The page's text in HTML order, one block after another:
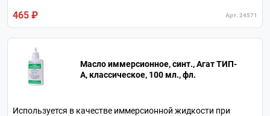
465 ₽ Арт. 24571
Масло иммерсионное, синт., Агат ТИП-
А, классическое, 100 мл., фл.
Используется в качестве иммерсионной жидкости при